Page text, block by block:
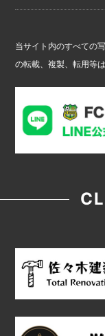
当サイト内のすべての
の転載、複製、転用等